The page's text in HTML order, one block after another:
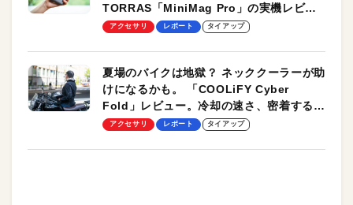
TORRAS「MiniMag Pro」の実機レビュ
ーも
アクセサリ レポート タイアップ
夏場のバイクは地獄？ ネッククーラーが助
けになるかも。 「COOLiFY Cyber
Fold」レビュー。冷却の速さ、密着する冷
却プレート、シンプルな操作性がグッド！
アクセサリ レポート タイアップ